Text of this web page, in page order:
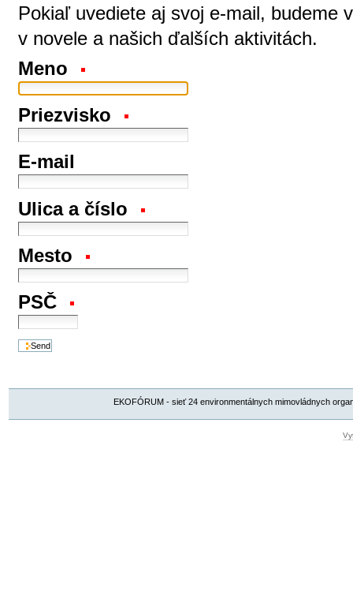
Pokiaľ uvediete aj svoj e-mail, budeme
v novele a našich ďalších aktivitách.
Meno
Priezvisko
E-mail
Ulica a číslo
Mesto
PSČ
EKOFÓRUM - sieť 24 environmentálnych mimovládnych